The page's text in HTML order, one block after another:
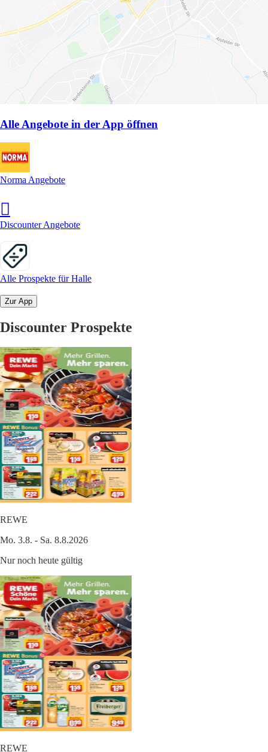
Alle Angebote in der App öffnen
Norma Angebote
Discounter Angebote
Alle Prospekte für Halle
Zur App
Discounter Prospekte
REWE
Mo. 3.8. - Sa. 8.8.2026
Nur noch heute gültig
REWE